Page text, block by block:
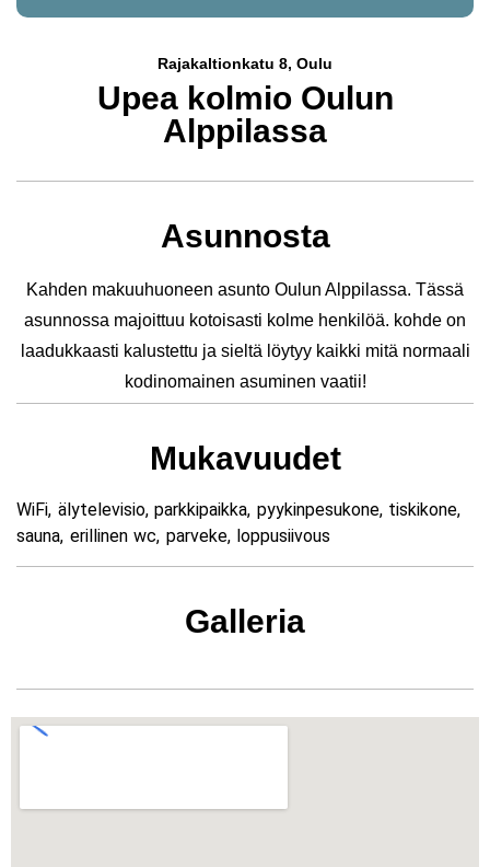
Rajakaltionkatu 8, Oulu
Upea kolmio Oulun
Alppilassa
Asunnosta
Kahden makuuhuoneen asunto Oulun Alppilassa. Tässä
asunnossa majoittuu kotoisasti kolme henkilöä. kohde on
laadukkaasti kalustettu ja sieltä löytyy kaikki mitä normaali
kodinomainen asuminen vaatii!
Mukavuudet
WiFi, älytelevisio, parkkipaikka, pyykinpesukone, tiskikone,
sauna, erillinen wc, parveke, loppusiivous
Galleria